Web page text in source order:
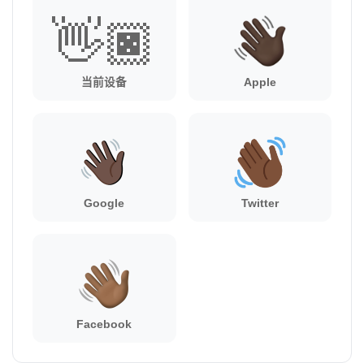
👋🏿
当前设备 Apple
Google Twitter
Facebook